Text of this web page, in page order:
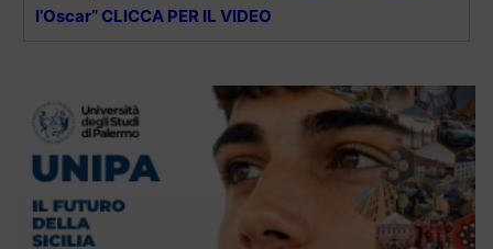
l’Oscar” CLICCA PER IL VIDEO